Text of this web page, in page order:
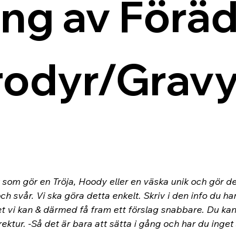
av
gör en Tröja, Hoody eller en väska unik och gör
svår. Vi ska göra detta enkelt. Skriv i den info du
vi kan & därmed få fram ett förslag snabbare. Du
-Så det är bara att sätta i gång och har du